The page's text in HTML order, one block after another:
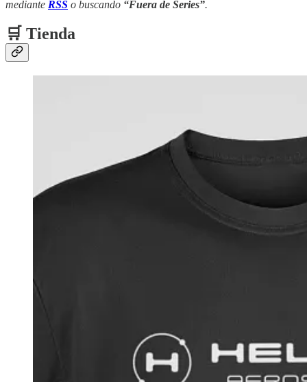
mediante RSS o buscando “Fuera de Series”.
🛒 Tienda